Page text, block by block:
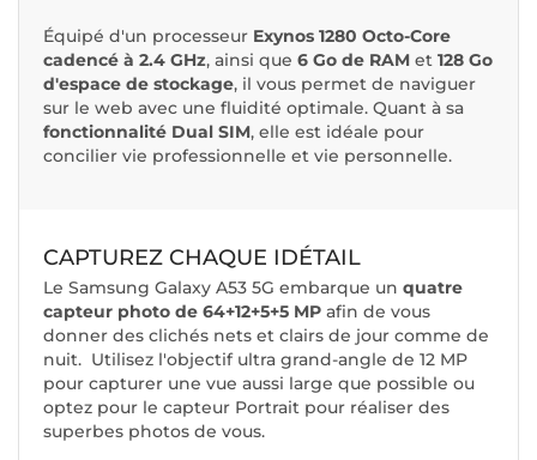
Équipé d'un processeur Exynos 1280 Octo-Core
cadencé à 2.4 GHz, ainsi que 6 Go de RAM et 128 Go
d'espace de stockage, il vous permet de naviguer
sur le web avec une fluidité optimale. Quant à sa
fonctionnalité Dual SIM, elle est idéale pour
concilier vie professionnelle et vie personnelle.
CAPTUREZ CHAQUE IDÉTAIL
Le Samsung Galaxy A53 5G embarque un quatre
capteur photo de 64+12+5+5 MP afin de vous
donner des clichés nets et clairs de jour comme de
nuit. Utilisez l'objectif ultra grand-angle de 12 MP
pour capturer une vue aussi large que possible ou
optez pour le capteur Portrait pour réaliser des
superbes photos de vous.